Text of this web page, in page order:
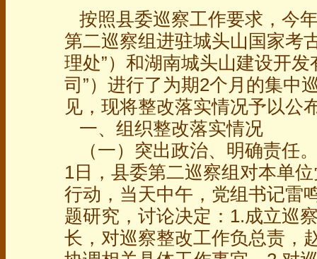
按照县委巡察工作要求，今
第二巡察组进驻城头山国家考
理处”）和湖南城头山建设开
司”）进行了为期2个月的集中
见，现将整改落实情况予以公
一、组织整改落实情况
（一）突出政治、明确责任
1日，县委第二巡察组对本单
行动，当天中午，党组书记雷
题研究，讨论决定：1.成立巡
长，对巡察整改工作负总责，